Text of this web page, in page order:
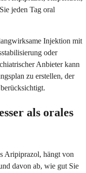
jeden Tag oral
Injektion mit
oder
Anbieter kann
zu erstellen, der
als orales
Aripiprazol, hängt von
davon ab, wie gut Sie